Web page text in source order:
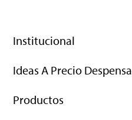
Institucional
Ideas A Precio Despensa
Productos